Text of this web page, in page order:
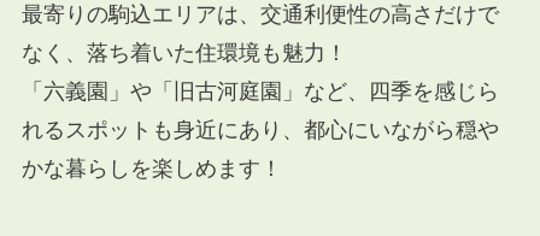
最寄りの駒込エリアは、交通利便性の高さだけで
なく、落ち着いた住環境も魅力！
「六義園」や「旧古河庭園」など、四季を感じら
れるスポットも身近にあり、都心にいながら穏や
かな暮らしを楽しめます！